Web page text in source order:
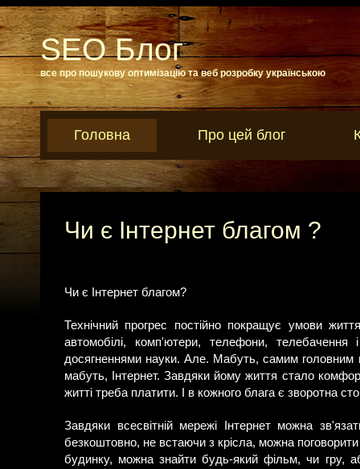
SEO Блог
все про пошукову оптимізацію та веб розробку українською
Головна Про цей блог
Чи є Інтернет благом ?
Чи є Інтернет благом?
Технічний прогрес постійно покращує умови
автомобілі, комп'ютери, телефони,
досягненнями науки. Але. Мабуть, самим головним
мабуть, Інтернет. Завдяки йому життя стало
житті треба платити. І в кожного блага є зворотна
Завдяки всесвітній мережі Інтернет можна
безкоштовно, не встаючи з крісла, можна
будинку, можна знайти будь-який фільм, чи гру,